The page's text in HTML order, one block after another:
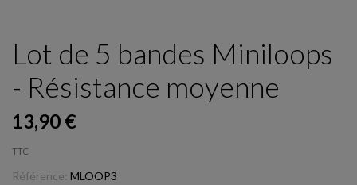
Lot de 5 bandes Miniloops
- Résistance moyenne
13,90 €
TTC
Référence: MLOOP3